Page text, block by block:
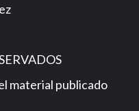
material publicado